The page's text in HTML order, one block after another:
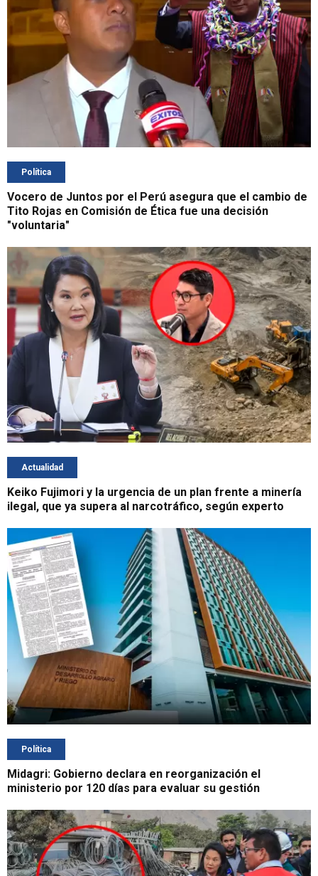
Política
Vocero de Juntos por el Perú asegura que el cambio de
Tito Rojas en Comisión de Ética fue una decisión
"voluntaria"
Actualidad
Keiko Fujimori y la urgencia de un plan frente a minería
ilegal, que ya supera al narcotráfico, según experto
Política
Midagri: Gobierno declara en reorganización el
ministerio por 120 días para evaluar su gestión